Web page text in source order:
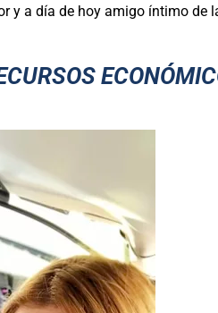
y a día de hoy amigo íntimo